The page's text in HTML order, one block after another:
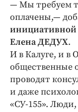
— Мы требуем
оплачены,—
инициативной
Елена ДЕДУХ.
И в Калуге, и в
общественные
проводят
и даже
«СУ-155».